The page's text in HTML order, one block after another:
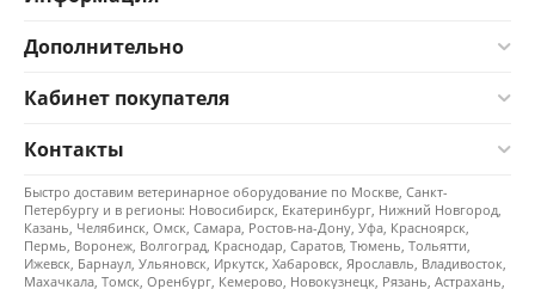
Дополнительно
Кабинет покупателя
Контакты
Быстро доставим ветеринарное оборудование по Москве, Санкт-
Петербургу и в регионы: Новосибирск, Екатеринбург, Нижний Новгород,
Казань, Челябинск, Омск, Самара, Ростов-на-Дону, Уфа, Красноярск,
Пермь, Воронеж, Волгоград, Краснодар, Саратов, Тюмень, Тольятти,
Ижевск, Барнаул, Ульяновск, Иркутск, Хабаровск, Ярославль, Владивосток,
Махачкала, Томск, Оренбург, Кемерово, Новокузнецк, Рязань, Астрахань,